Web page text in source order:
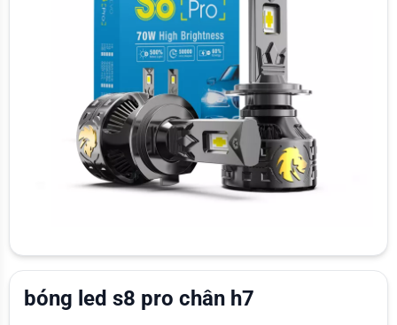
bóng led s8 pro chân h7